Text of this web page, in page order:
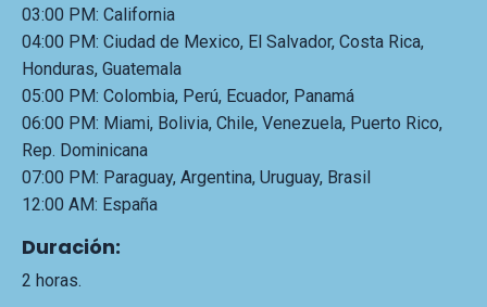
03:00 PM: California
04:00 PM: Ciudad de Mexico, El Salvador, Costa Rica,
Honduras, Guatemala
05:00 PM: Colombia, Perú, Ecuador, Panamá
06:00 PM: Miami, Bolivia, Chile, Venezuela, Puerto Rico,
Rep. Dominicana
07:00 PM: Paraguay, Argentina, Uruguay, Brasil
12:00 AM: España
Duración:
2 horas.